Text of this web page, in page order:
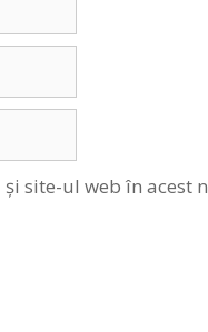
site-ul web în